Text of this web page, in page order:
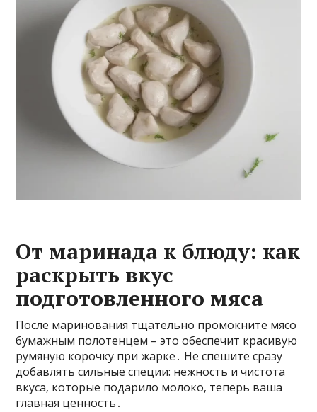
От маринада к блюду: как
раскрыть вкус
подготовленного мяса
После маринования тщательно промокните мясо
бумажным полотенцем – это обеспечит красивую
румяную корочку при жарке․ Не спешите сразу
добавлять сильные специи: нежность и чистота
вкуса‚ которые подарило молоко‚ теперь ваша
главная ценность․